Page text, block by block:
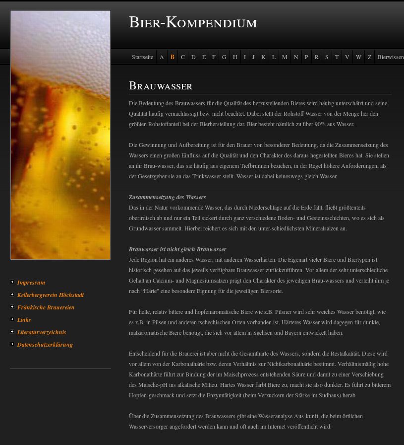
Bier-Kompendium
Impressum
Kellerbergverein Höchstadt
Fränkische Brauereien
Links
Literaturverzeichnis
Datenschutzerklärung
Startseite A B C D E F G H I J K L M N P R S T V W Z Bierwissen
Brauwasser
Die Bedeutung des Brauwassers für die Qualität des herzustellenden Bieres wird häufig unterschätzt und seine
Qualität häufig vernachlässigt bzw. nicht beachtet. Dabei stellt der Rohstoff Wasser von der Menge her den
größten Rohstoffanteil bei der Bierherstellung dar. Bier besteht nämlich zu über 90% aus Wasser.
Die Gewinnung und Aufbereitung ist für den Brauer von besonderer Bedeutung, da die Zusammensetzung des
Wassers einen großen Einfluss auf die Qualität und den Charakter des daraus hegestellten Bieres hat. Sie stellen
an ihr Brau-wasser, das sie häufig aus eigenem Tiefbrunnen beziehen, in der Regel höhere Anforderungen, als
der Gesetzgeber sie an das Trinkwasser stellt. Wasser ist dabei keineswegs gleich Wasser.
Zusammensetzung des Wassers
Das in der Natur vorkommende Wasser, das durch Niederschläge auf die Erde fällt, fließt größtenteils
oberirdisch ab und nur ein Teil sickert durch ganz verschiedene Boden- und Gesteinsschichten, wo es sich als
Grundwasser sammelt. Hierbei reichert es sich mit den unter-schiedlichsten Mineralsalzen an.
Brauwasser ist nicht gleich Brauwasser
Jede Region hat ein anderes Wasser, mit anderen Wasserhärten. Die Eigenart vieler Biere und Biertypen ist
historisch gesehen auf das jeweils verfügbare Brauwasser zurückzuführen. Vor allem der sehr unterschiedliche
Gehalt an Calcium- und Magnesiumsalzen prägt den Charakter des jeweiligen Brau-wassers und verleiht ihm je
nach “Härte" eine besondere Eignung für die jeweiligen Biersorte.
Für helle, relativ bittere und hopfenaromatische Biere wie z.B. Pilsner wird sehr weiches Wasser benötigt, wie
es z.B. in Pilsen und anderen tschechischen Orten vorhanden ist. Härteres Wasser wird dagegen für dunkle,
malzaromatische Biere benötigt, die sich vor allem in Sachsen und Bayern entwickelt haben.
Entscheidend für die Brauerei ist aber nicht die Gesamthärte des Wassers, sondern die Restalkalität. Diese wird
vor allem von der Karbonathärte bzw. deren Verhältnis zur Nichtkarbonathärte bestimmt. Verhältnismäßig hohe
Karbonathärte führt zur Bindung der im Maischprozess entstehenden Säure und damit zu einer Verschiebung
des Maische-pH ins alkalische Milieu. Hartes Wasser färbt Biere zu, macht sie also dunkler. Es führt zu bitterem
Hopfen-geschmack und setzt die Enzymtätigkeit (beim Verzuckern der Stärke im Sudhaus) herab
Über die Zusammensetzung des Brauwassers gibt eine Wasseranalyse Aus-kunft, die beim örtlichen
Wasserversorger angefordert werden kann und oft auch im Internet veröffentlicht wird.